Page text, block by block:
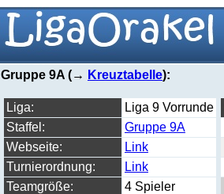
Gruppe 9A (→ Kreuztabelle):
Liga:
Liga 9 Vorrunde
Staffel:
Gruppe 9A
Webseite:
Link
Turnierordnung:
Link
Teamgröße:
4 Spieler